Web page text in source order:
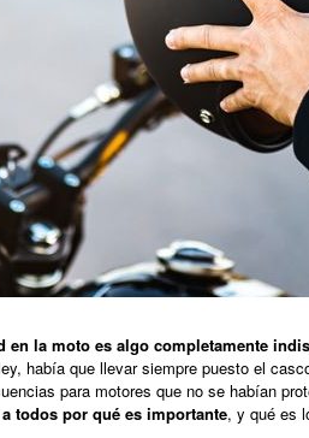
en la moto es algo completamente
había que llevar siempre puesto el
para motores que no se habían
todos por qué es importante, y qué es